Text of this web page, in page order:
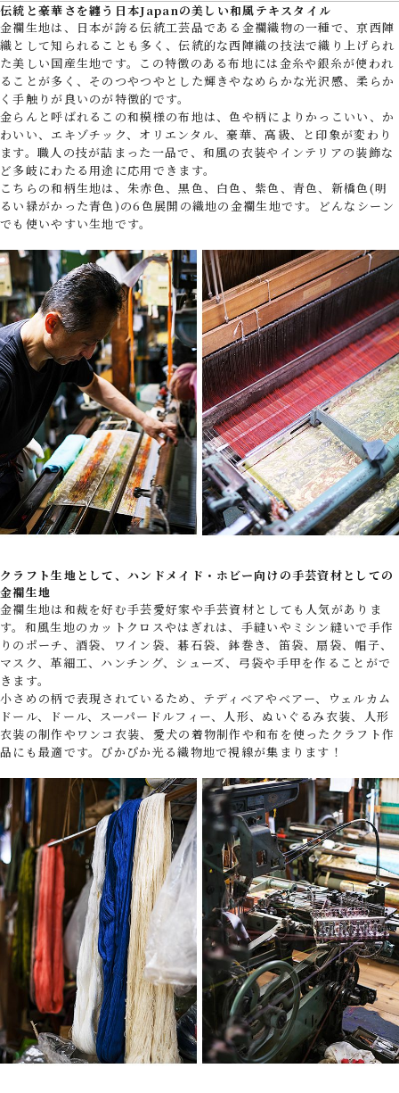
伝統と豪華さを纏う日本Japanの美しい和風テキスタイル
金襴生地は、日本が誇る伝統工芸品である金襴織物の一種で、京西陣
織として知られることも多く、伝統的な西陣織の技法で織り上げられ
た美しい国産生地です。この特徴のある布地には金糸や銀糸が使われ
ることが多く、そのつやつやとした輝きやなめらかな光沢感、柔らか
く手触りが良いのが特徴的です。
金らんと呼ばれるこの和模様の布地は、色や柄によりかっこいい、か
わいい、エキゾチック、オリエンタル、豪華、高級、と印象が変わり
ます。職人の技が詰まった一品で、和風の衣装やインテリアの装飾な
ど多岐にわたる用途に応用できます。
こちらの和柄生地は、朱赤色、黒色、白色、紫色、青色、新橋色(明
るい緑がかった青色)の6色展開の織地の金襴生地です。どんなシーン
でも使いやすい生地です。
クラフト生地として、ハンドメイド・ホビー向けの手芸資材としての
金襴生地
金襴生地は和裁を好む手芸愛好家や手芸資材としても人気がありま
す。和風生地のカットクロスやはぎれは、手縫いやミシン縫いで手作
りのポーチ、酒袋、ワイン袋、碁石袋、鉢巻き、笛袋、扇袋、帽子、
マスク、革細工、ハンチング、シューズ、弓袋や手甲を作ることがで
きます。
小さめの柄で表現されているため、テディベアやベアー、ウェルカム
ドール、ドール、スーパードルフィー、人形、ぬいぐるみ衣装、人形
衣装の制作やワンコ衣装、愛犬の着物制作や和布を使ったクラフト作
品にも最適です。ぴかぴか光る織物地で視線が集まります！